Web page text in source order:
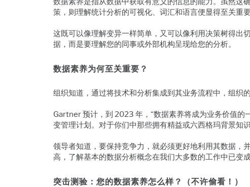
策，则理解统计分析的可视化、词汇和语言便显得至关重要
这既可以像理解变异一样简单，又可以像利用决策树得出
据，而是要理解您的同事或外部机构呈现给您的分析。
数据素养为何至关重要？
组织知道，通过将技术和分析集成到其业务流程中，组织
Gartner 预计，到 2023 年，“数据素养将成为业务价值
变管理计划。对于你们中那些拥有精益或六西格玛背景知
领导者知道，要保持竞争力，就必须更好地利用其数据，
高，了解基本的数据分析概念在我们大多数的工作中已变
突击测验：您的数据素养怎么样？（不许偷看！）